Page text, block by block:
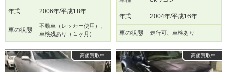
年式 2006年/平成18年
車の状態
不動車（レッカー使用）、
車検残あり（１ヶ月）
年式 2004年/平成16年
車の状態 走行可、車検あり
高価買取中 高価買取中